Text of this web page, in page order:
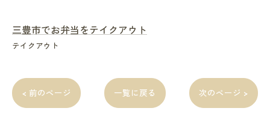
三豊市でお弁当をテイクアウト
テイクアウト
< 前のページ 一覧に戻る 次のページ >